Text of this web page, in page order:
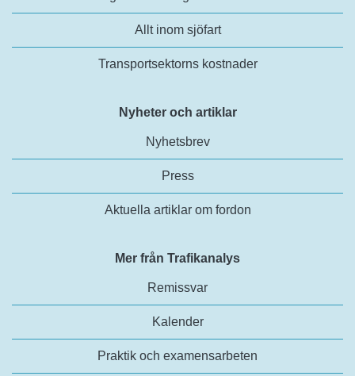
Allt inom sjöfart
Transportsektorns kostnader
Nyheter och artiklar
Nyhetsbrev
Press
Aktuella artiklar om fordon
Mer från Trafikanalys
Remissvar
Kalender
Praktik och examensarbeten